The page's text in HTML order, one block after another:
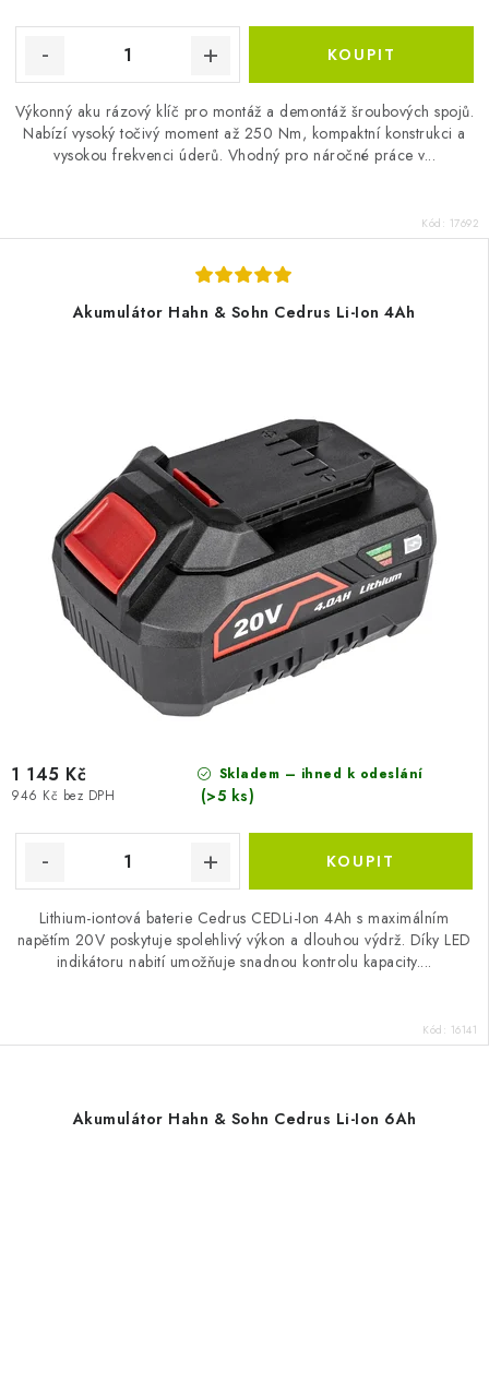
Výkonný aku rázový klíč pro montáž a demontáž šroubových spojů.
Nabízí vysoký točivý moment až 250 Nm, kompaktní konstrukci a
vysokou frekvenci úderů. Vhodný pro náročné práce v...
Kód: 17692
Akumulátor Hahn & Sohn Cedrus Li-Ion 4Ah
Skladem – ihned k odeslání
(>5 ks)
946 Kč bez DPH
1 145 Kč
Lithium-iontová baterie Cedrus CEDLi-Ion 4Ah s maximálním
napětím 20V poskytuje spolehlivý výkon a dlouhou výdrž. Díky LED
indikátoru nabití umožňuje snadnou kontrolu kapacity....
Kód: 16141
Akumulátor Hahn & Sohn Cedrus Li-Ion 6Ah